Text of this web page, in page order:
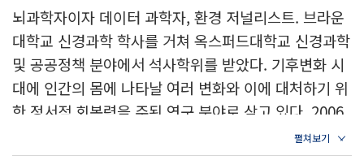
르는 법
2부 몸은 어떻게 뒤틀리는가
4장 신경퇴행: 독성 물질의 만개
병코돌고래와 버빗원숭이의 이상한 뇌 | 시아노박테리
리아를 옮기는 모기에서부터 뇌를 좀먹는 아메바에 이
르기까지 지금까지 듣도 보도 못한 질병 매개체들이 활
동 영역을 넓힌다. 자연적인 풍경이 소실되면서 중증 우
울증 발병률도 치솟는다. 더운 날에 시험을 보는 학생들
은 몇 문제를 더 틀릴 가능성이 높다. 이렇듯 우리는 알
게 모르게 기후위기로부터 피해를 입고 있다. 무시무시
한 현실이다. 아니, 무시무시하게 느껴져야만 하는 현실
뇌과학자이자 데이터 과학자, 환경 저널리스트. 브라운
대학교 신경과학 학사를 거쳐 옥스퍼드대학교 신경과학
및 공공정책 분야에서 석사학위를 받았다. 기후변화 시
대에 인간의 몸에 나타날 여러 변화와 이에 대처하기 위
한 정서적 회복력을 주된 연구 분야로 삼고 있다. 2006
년 미국 전 부통령 앨 고어가 설립한 기후 프로젝트The